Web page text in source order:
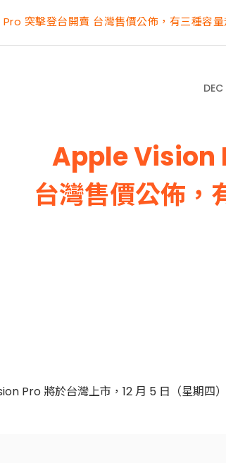
突擊登台開賣 台灣售價公佈，有三種容
Apple Vision
台灣售價公佈，
Pro 將於台灣上市，12 月 5 日（星期四